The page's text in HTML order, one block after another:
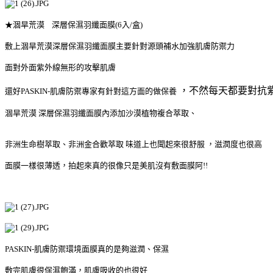
★涸旱荒漠 深層保濕羽纖面膜(6入/盒)
敷上涸旱荒漠深層保濕羽纖面膜主要針對源頭補水加強肌膚防禦力
面對外面紫外線無形的攻擊肌膚
還好PASKIN-肌膚防禦專家有針對這方面的做保養 ，不然每天都要對抗
涸旱荒漠 深層保濕羽纖面膜內添加沙漠植物複合萃取、
非洲生命樹萃取、 非洲金合歡萃取 味道上也聞起來很舒服 ，滋潤度也很高
面膜一樣很薄透，拍起來真的很像只是美肌沒有敷面膜阿!!
PASKIN-肌膚防禦環境面膜真的是夠滋潤、保濕
敷完肌膚很保濕飽滿，肌膚吸收的也很好